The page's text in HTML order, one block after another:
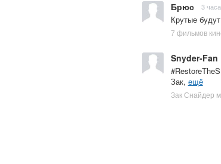
Брюс 3
Крутые
Snyder-Fan
Зак, ещё